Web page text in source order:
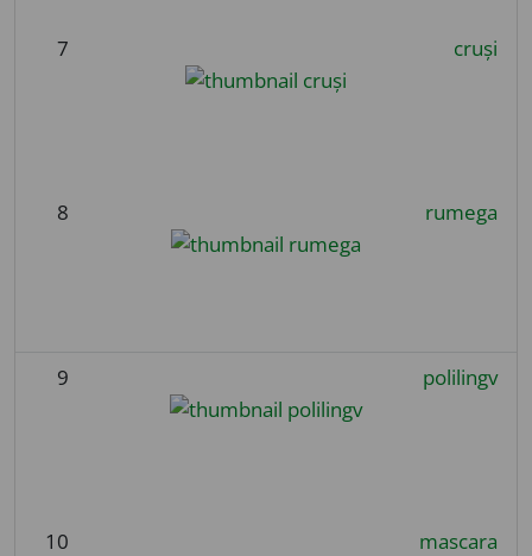
7 cruși
8 rumega
9 polilingv
10 mascara